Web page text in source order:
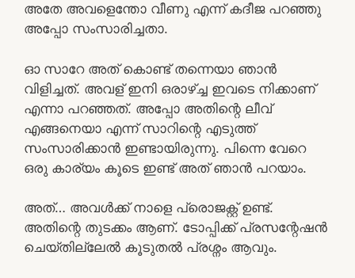
അതേ അവളെന്തോ വീണു എന്ന് കദീജ പറഞ്ഞു
അപ്പോ സംസാരിച്ചതാ.
ഓ സാറേ അത് കൊണ്ട് തന്നെയാ ഞാൻ
വിളിച്ചത്. അവള് ഇനി ഒരാഴ്ച്ച ഇവടെ നിക്കാണ്
എന്നാ പറഞ്ഞത്. അപ്പോ അതിന്റെ ലീവ്
എങ്ങനെയാ എന്ന് സാറിന്റെ എടുത്ത്
സംസാരിക്കാൻ ഇണ്ടായിരുന്നു. പിന്നെ വേറെ
ഒരു കാര്യം കൂടെ ഇണ്ട് അത് ഞാൻ പറയാം.
അത്… അവൾക്ക് നാളെ പ്രൊജക്റ്റ്‌ ഉണ്ട്.
അതിന്റെ തുടക്കം ആണ്. ടോപ്പിക്ക് പ്രസന്റേഷൻ
ചെയ്തില്ലേൽ കൂടുതൽ പ്രശ്നം ആവും.